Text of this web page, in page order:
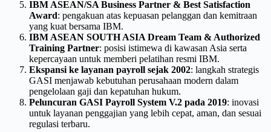
IBM ASEAN/SA Business Partner & Best Satisfaction
Award: pengakuan atas kepuasan pelanggan dan kemitraan
yang kuat bersama IBM.
IBM ASEAN SOUTH ASIA Dream Team & Authorized
Training Partner: posisi istimewa di kawasan Asia serta
kepercayaan untuk memberi pelatihan resmi IBM.
Ekspansi ke layanan payroll sejak 2002: langkah strategis
GASI menjawab kebutuhan perusahaan modern dalam
pengelolaan gaji dan kepatuhan hukum.
Peluncuran GASI Payroll System V.2 pada 2019: inovasi
untuk layanan penggajian yang lebih cepat, aman, dan sesuai
regulasi terbaru.